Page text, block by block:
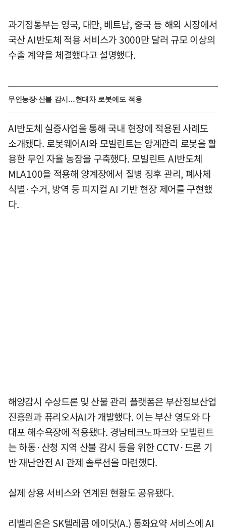
과기정통부는 영국, 대만, 베트남, 중국 등 해외 시장에서
국산 AI반도체 적용 서비스가 3000만 달러 규모 이상의
수출 계약을 체결했다고 설명했다.
무인농장·산불 감시…현대차 로봇에도 적용
AI반도체 실증사업을 통해 국내 현장에 적용된 사례도
소개됐다. 로봇웨어AI와 모빌린트는 양계관리 로봇을 활
용한 무인 자율 농장을 구축했다. 모빌린트 AI반도체
MLA100을 적용해 양계장에서 질병 징후 관리, 폐사체
식별·수거, 방역 등 피지컬 AI 기반 현장 제어를 구현했
다.
해양감시 수상드론 및 산불 관리 플랫폼은 부산정보산업
진흥원과 퓨리오사AI가 개발했다. 이는 부산 영도와 다
대포 해수욕장에 적용됐다. 경남테크노파크와 모빌린트
는 하동·산청 지역 산불 감시 등을 위한 CCTV·드론 기
반 재난안전 AI 관제 솔루션을 마련했다.
실제 상용 서비스와 연계된 현황도 공유됐다.
리벨리온은 SK텔레콤 에이닷(A.) 통화요약 서비스에 AI